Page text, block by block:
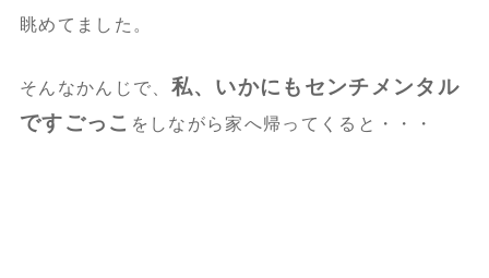
眺めてました。
そんなかんじで、 私、いかにもセンチメンタル
ですごっこ をしながら家へ帰ってくると・・・